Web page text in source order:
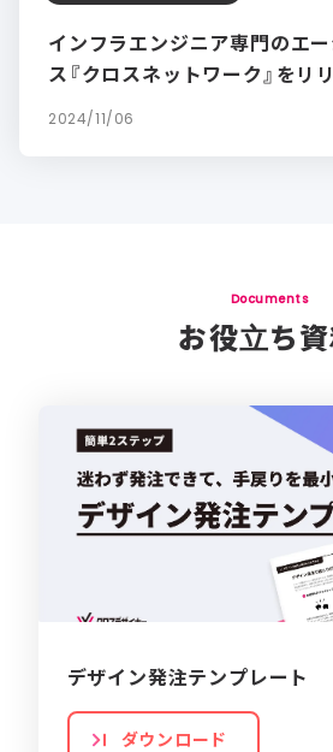
インフラエンジニア専門のエ
ス『クロスネットワーク』をリ
2024/11/06
Documents
お役立ち
デザイン発注テンプレート
ダウンロード